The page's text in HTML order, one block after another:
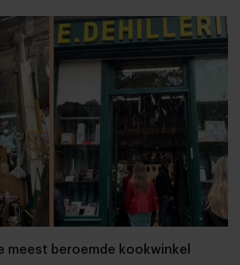
meest beroemde kookwinkel